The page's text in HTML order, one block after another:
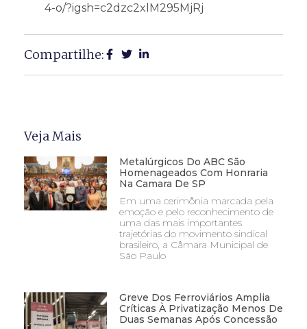
4-o/?igsh=c2dzc2xlM295MjRj
Compartilhe:
Veja Mais
Metalúrgicos Do ABC São
Homenageados Com Honraria
Na Camara De SP
Em uma cerimônia marcada pela
emoção e pelo reconhecimento de
uma das mais importantes
trajetórias do movimento sindical
brasileiro, a Câmara Municipal de
São Paulo
Greve Dos Ferroviários Amplia
Críticas À Privatização Menos De
Duas Semanas Após Concessão